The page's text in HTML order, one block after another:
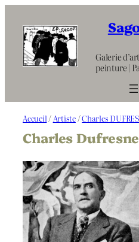
contenu
Galerie
peinture |
Accueil / Artiste/Charles
Charles Dufresne